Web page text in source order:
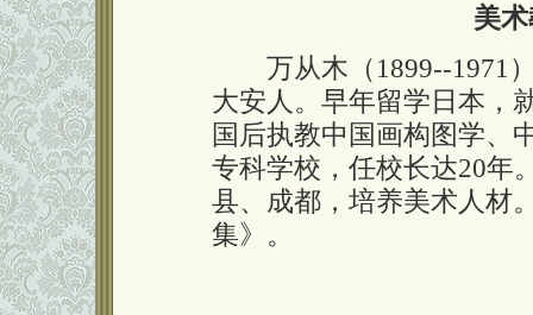
美
万从木（1899--1971）
大安人。早年留学日本，
国后执教中国画构图学、
专科学校，任校长达20年
县、成都，培养美术人材
集》。